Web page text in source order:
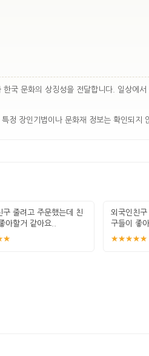
국 문화의 상징성을 전달합니다. 일상에
정 장인기법이나 문화재 정보는 확인되지
구 줄려고 주문했는데 친
아할거 같아요..
외국인친
구들이 좋
★★★★★